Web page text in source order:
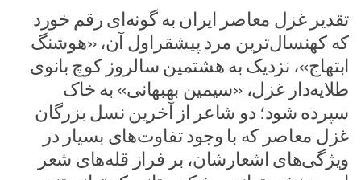
تقدیر غزل معاصر ایران به گونه‌ای رقم خورد
که کهنسال‌ترین مرد پیشقراول آن، «هوشنگ
ابتهاج»، نزدیک به هشتمین سالروز کوچ بانوی
طلایه‌دار غزل، «سیمین بهبهانی» به خاک
سپرده شود؛ دو شاعر از آخرین نسل بزرگان
غزل معاصر که با وجود تفاوت‌های بسیار در
ویژگی‌های اشعارشان، بر فراز قله‌های شعر